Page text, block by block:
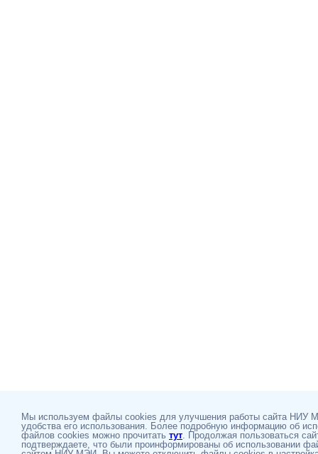
Мы используем файлы cookies для улучшения работы сайта НИУ
удобства его использования. Более подробную информацию об
файлов cookies можно прочитать тут. Продолжая пользоваться
подтверждаете, что были проинформированы об использовании